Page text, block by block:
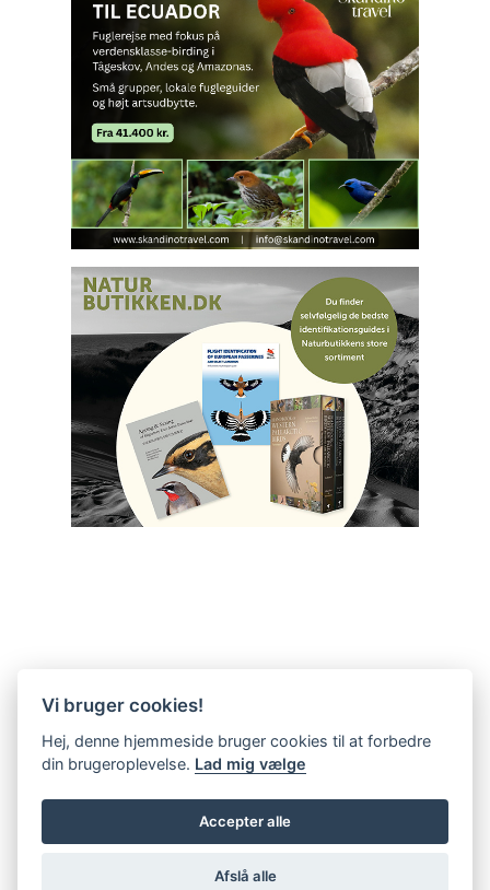
Vi bruger cookies!
Hej, denne hjemmeside bruger cookies til at forbedre
din brugeroplevelse. Lad mig vælge
Accepter alle
Afslå alle